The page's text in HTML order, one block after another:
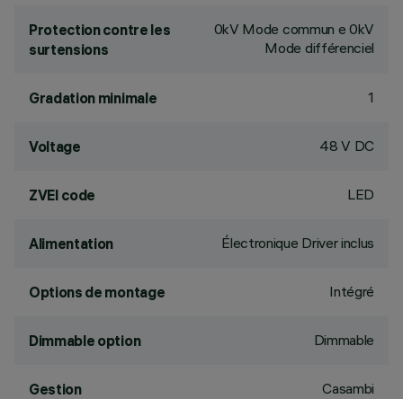
Protection contre les
surtensions
0kV Mode commun e 0kV
Mode différenciel
Gradation minimale 1
Voltage 48 V DC
ZVEI code LED
Alimentation Électronique Driver inclus
Options de montage Intégré
Dimmable option Dimmable
Gestion Casambi